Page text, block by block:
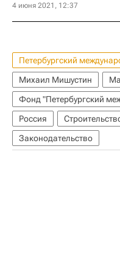
4 июня 2021, 12:37
Петербургский
Михаил Мишустин
Россия
Законодательство